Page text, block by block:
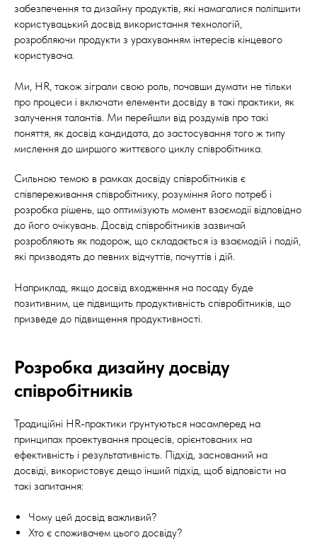
забезпечення та дизайну продуктів, які намагалися поліпшити
користувацький досвід використання технологій,
розробляючи продукти з урахуванням інтересів кінцевого
користувача.
Ми, HR, також зіграли свою роль, почавши думати не тільки
про процеси і включати елементи досвіду в такі практики, як
залучення талантів. Ми перейшли від роздумів про такі
поняття, як досвід кандидата, до застосування того ж типу
мислення до ширшого життєвого циклу співробітника.
Сильною темою в рамках досвіду співробітників є
співпереживання співробітнику, розуміння його потреб і
розробка рішень, що оптимізують момент взаємодії відповідно
до його очікувань. Досвід співробітників зазвичай
розробляють як подорож, що складається із взаємодій і подій,
які призводять до певних відчуттів, почуттів і дій.
Наприклад, якщо досвід входження на посаду буде
позитивним, це підвищить продуктивність співробітників, що
призведе до підвищення продуктивності.
Розробка дизайну досвіду
співробітників
Традиційні HR-практики ґрунтуються насамперед на
принципах проектування процесів, орієнтованих на
ефективність і результативність. Підхід, заснований на
досвіді, використовує дещо інший підхід, щоб відповісти на
такі запитання:
Чому цей досвід важливий?
Хто є споживачем цього досвіду?